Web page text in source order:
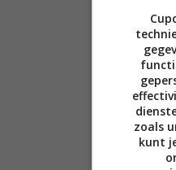
zoals
kunt